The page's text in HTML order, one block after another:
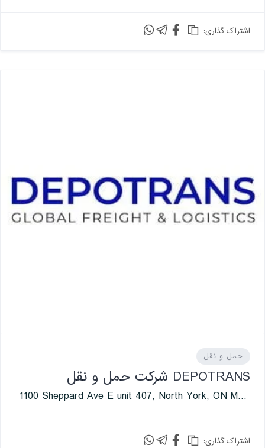
:اشتراک گذاری
حمل و نقل
DEPOTRANS شرکت حمل و نقل
1100 Sheppard Ave E unit 407, North York, ON M2K 2W1, Canada
:اشتراک گذاری